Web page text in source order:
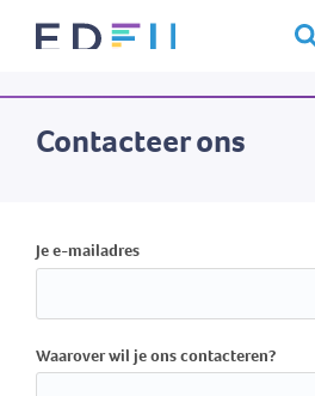
Over Edfin
Contacteer ons
Je e-mailadres
Waarover wil je ons contacteren?